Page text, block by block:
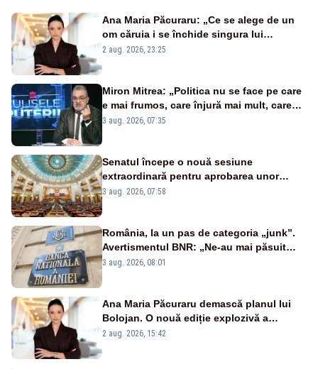
Ana Maria Păcuraru: „Ce se alege de un
om căruia i se închide singura lui
portiță?”
2 aug. 2026, 23:25
Miron Mitrea: „Politica nu se face pe care
e mai frumos, care înjură mai mult, care
țipă mai tare, ci pe proiecte”
3 aug. 2026, 07:35
Senatul începe o nouă sesiune
extraordinară pentru aprobarea unor
jaloane din PNRR
3 aug. 2026, 07:58
România, la un pas de categoria „junk”.
Avertismentul BNR: „Ne-au mai păsuit
pentru câteva luni”
3 aug. 2026, 08:01
Ana Maria Păcuraru demască planul lui
Bolojan. O nouă ediție explozivă a
emisiunii „Miza Zilei” la Realitatea PLUS
2 aug. 2026, 15:42